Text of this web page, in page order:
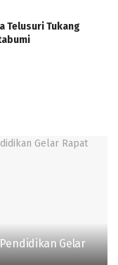
Telusuri Tukang
Gelar